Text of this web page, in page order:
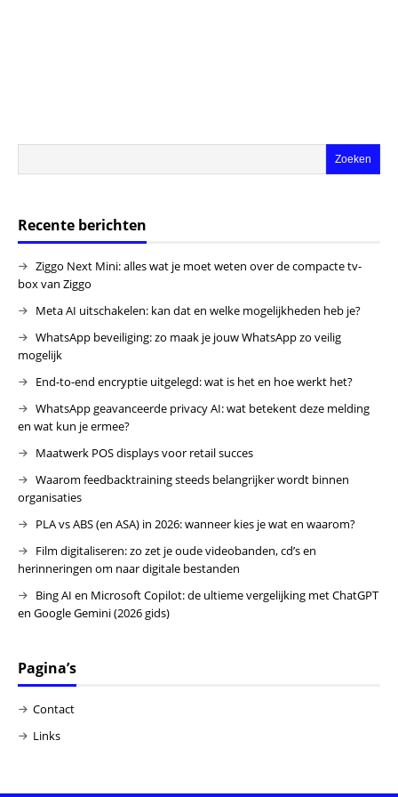
Recente berichten
Ziggo Next Mini: alles wat je moet weten over de compacte tv-
box van Ziggo
Meta AI uitschakelen: kan dat en welke mogelijkheden heb je?
WhatsApp beveiliging: zo maak je jouw WhatsApp zo veilig
mogelijk
End-to-end encryptie uitgelegd: wat is het en hoe werkt het?
WhatsApp geavanceerde privacy AI: wat betekent deze melding
en wat kun je ermee?
Maatwerk POS displays voor retail succes
Waarom feedbacktraining steeds belangrijker wordt binnen
organisaties
PLA vs ABS (en ASA) in 2026: wanneer kies je wat en waarom?
Film digitaliseren: zo zet je oude videobanden, cd’s en
herinneringen om naar digitale bestanden
Bing AI en Microsoft Copilot: de ultieme vergelijking met ChatGPT
en Google Gemini (2026 gids)
Pagina’s
Contact
Links